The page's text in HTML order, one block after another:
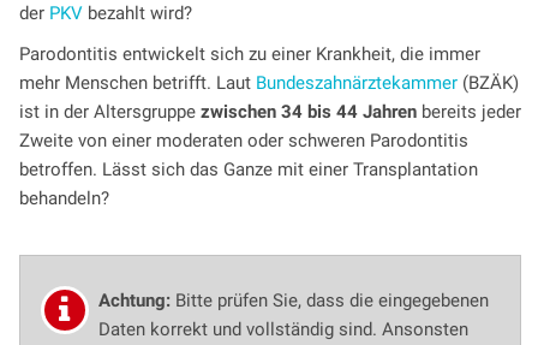
der PKVbezahlt wird?
Parodontitis entwickelt sich zu einer Krankheit, die immer
mehr Menschen betrifft. Laut Bundeszahnärztekammer(BZÄK)
ist in der Altersgruppe zwischen 34 bis 44 Jahrenbereits jeder
Zweite von einer moderaten oder schweren Parodontitis
betroffen. Lässt sich das Ganze mit einer Transplantation
behandeln?
Achtung:Bitte prüfen Sie, dass die eingegebenen
Daten korrekt und vollständig sind. Ansonsten